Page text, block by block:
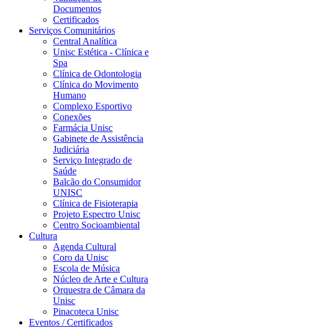
Documentos
Certificados
Serviços Comunitários
Central Analítica
Unisc Estética - Clínica e
Spa
Clínica de Odontologia
Clínica do Movimento
Humano
Complexo Esportivo
Conexões
Farmácia Unisc
Gabinete de Assistência
Judiciária
Serviço Integrado de
Saúde
Balcão do Consumidor
UNISC
Clínica de Fisioterapia
Projeto Espectro Unisc
Centro Socioambiental
Cultura
Agenda Cultural
Coro da Unisc
Escola de Música
Núcleo de Arte e Cultura
Orquestra de Câmara da
Unisc
Pinacoteca Unisc
Eventos / Certificados